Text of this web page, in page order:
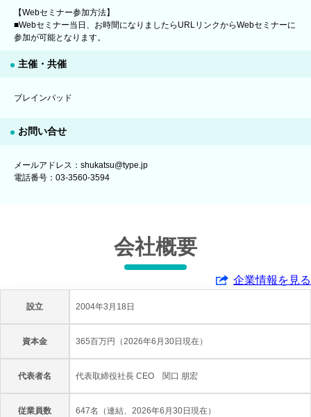
【Webセミナー参加方法】
■Webセミナー当日、お時間になりましたらURLリンクからWebセミナーに
参加が可能となります。
主催・共催
ブレインパッド
お問い合せ
メールアドレス：shukatsu@type.jp
電話番号：03-3560-3594
会社概要
企業情報を見る
設立 2004年3月18日
資本金 365百万円（2026年6月30日現在）
代表者名 代表取締役社長 CEO 関口 朋宏
従業員数 647名（連結、2026年6月30日現在）